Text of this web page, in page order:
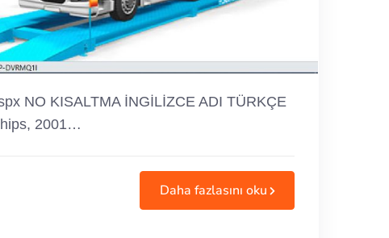
NO KISALTMA İNGİLİZCE ADI TÜRKÇE
2001…
Daha fazlasını oku